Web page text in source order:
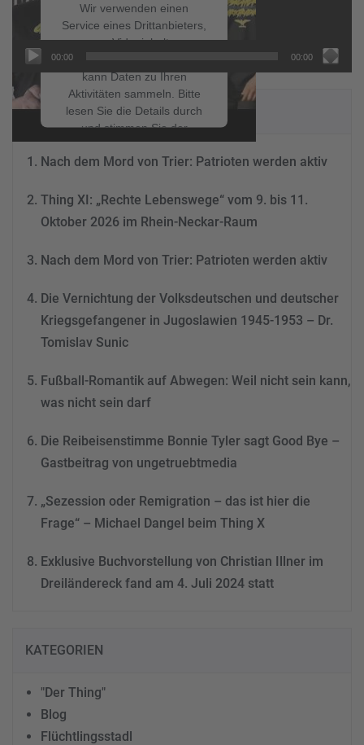
Wir verwenden einen
Service eines Drittanbieters,
um Videoinhalte
einzubetten. Dieser Service
kann Daten zu Ihren
Aktivitäten sammeln. Bitte
lesen Sie die Details durch
und stimmen Sie der
Nutzung des Service zu, um
dieses Video anzusehen.
Mehr Informationen
Consent Management
&
00:00 00:00
NEUESTE BEITRÄGE
Nach dem Mord von Trier: Patrioten werden aktiv
Thing XI: „Rechte Lebenswege“ vom 9. bis 11.
Oktober 2026 im Rhein-Neckar-Raum
Nach dem Mord von Trier: Patrioten werden aktiv
Die Vernichtung der Volksdeutschen und deutscher
Kriegsgefangener in Jugoslawien 1945-1953 – Dr.
Tomislav Sunic
Fußball-Romantik auf Abwegen: Weil nicht sein kann,
was nicht sein darf
Die Reibeisenstimme Bonnie Tyler sagt Good Bye –
Gastbeitrag von ungetruebtmedia
„Sezession oder Remigration – das ist hier die
Frage“ – Michael Dangel beim Thing X
Exklusive Buchvorstellung von Christian Illner im
Dreiländereck fand am 4. Juli 2024 statt
KATEGORIEN
"Der Thing"
Blog
Flüchtlingsstadl